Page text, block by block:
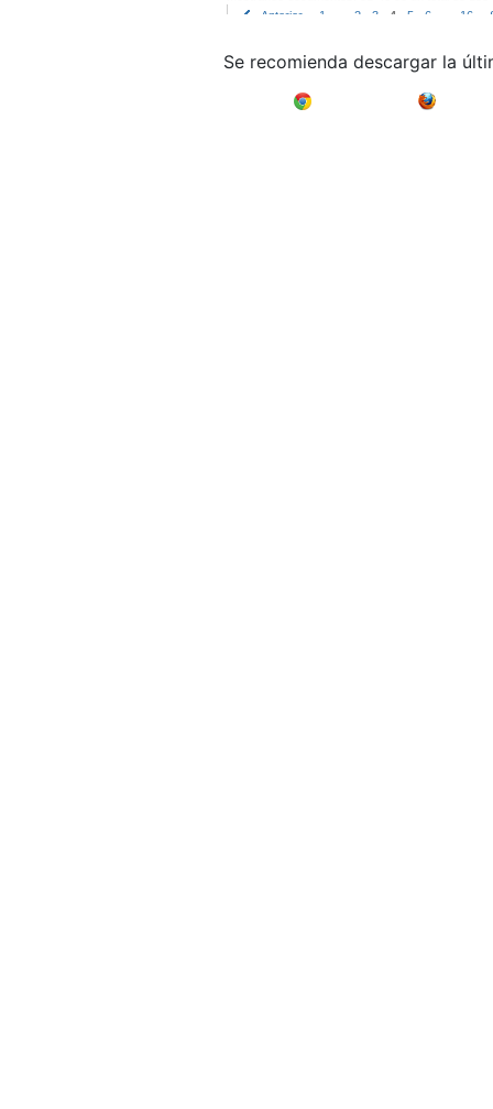
Anterior
1 2 3 4 5 6 16
Se recomienda descargar la